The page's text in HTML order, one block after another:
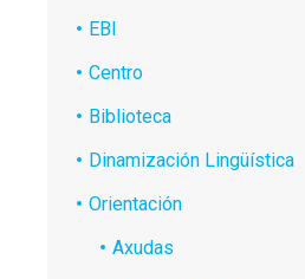
EBI
Centro
Biblioteca
Dinamización Lingüística
Orientación
Axudas